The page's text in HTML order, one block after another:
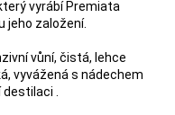
vyrábí Premiata
jeho založení.
vůní, čistá, lehce
vyvážená s nádechem
destilaci .